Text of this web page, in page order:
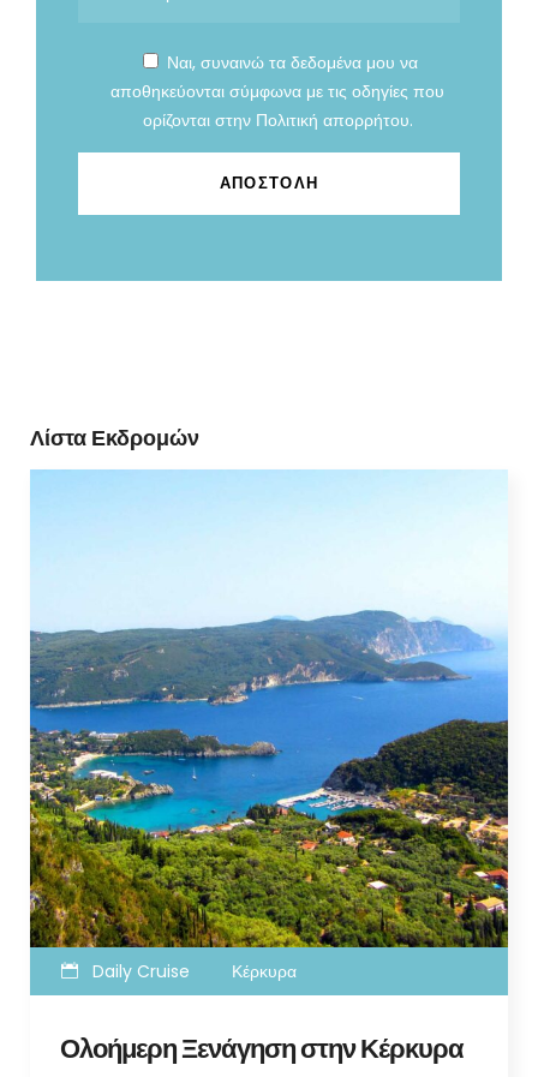
Ναι, συναινώ τα δεδομένα μου να
αποθηκεύονται σύμφωνα με τις οδηγίες που
ορίζονται στην Πολιτική απορρήτου.
Λίστα Εκδρομών
Daily Cruise Κέρκυρα
Ολοήμερη Ξενάγηση στην Κέρκυρα